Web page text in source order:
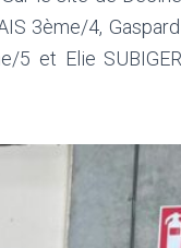
3ème/4,
5 et Elie